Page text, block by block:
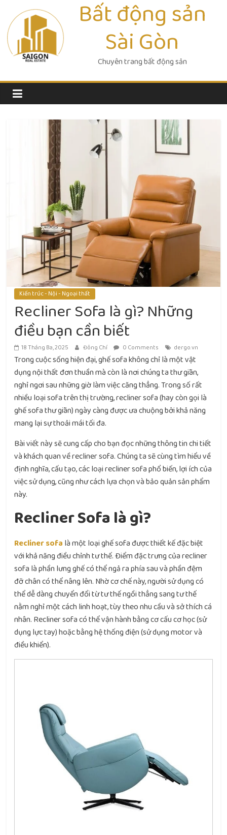
content
Bất động sản
Sài Gòn
Chuyên trang bất động sản
Kiến trúc - Nội - Ngoại thất
Recliner Sofa là gì? Những
điều bạn cần biết
18 Tháng Ba, 2025 Đông Chí 0 Comments dergo.vn
Trong cuộc sống hiện đại, ghế sofa không chỉ là một vật
dụng nội thất đơn thuần mà còn là nơi chúng ta thư giãn,
nghỉ ngơi sau những giờ làm việc căng thẳng. Trong số rất
nhiều loại sofa trên thị trường,recliner sofa(hay còn gọi là
ghế sofa thư giãn) ngày càng được ưa chuộng bởi khả năng
mang lại sự thoải mái tối đa.
Bài viết này sẽ cung cấp cho bạn đọc những thông tin chi tiết
và khách quan về recliner sofa. Chúng ta sẽ cùng tìm hiểu về
định nghĩa, cấu tạo, các loại recliner sofa phổ biến, lợi ích của
việc sử dụng, cũng như cách lựa chọn và bảo quản sản phẩm
này.
Recliner Sofa là gì?
Recliner sofa là một loại ghế sofa được thiết kế đặc biệt
với khả năng điều chỉnh tư thế. Điểm đặc trưng của recliner
sofa là phần lưng ghế có thể ngả ra phía sau và phần đệm
đỡ chân có thể nâng lên. Nhờ cơ chế này, người sử dụng có
thể dễ dàng chuyển đổi từ tư thế ngồi thẳng sang tư thế
nằm nghỉ một cách linh hoạt, tùy theo nhu cầu và sở thích cá
nhân. Recliner sofa có thể vận hành bằng cơ cấu cơ học (sử
dụng lực tay) hoặc bằng hệ thống điện (sử dụng motor và
điều khiển).